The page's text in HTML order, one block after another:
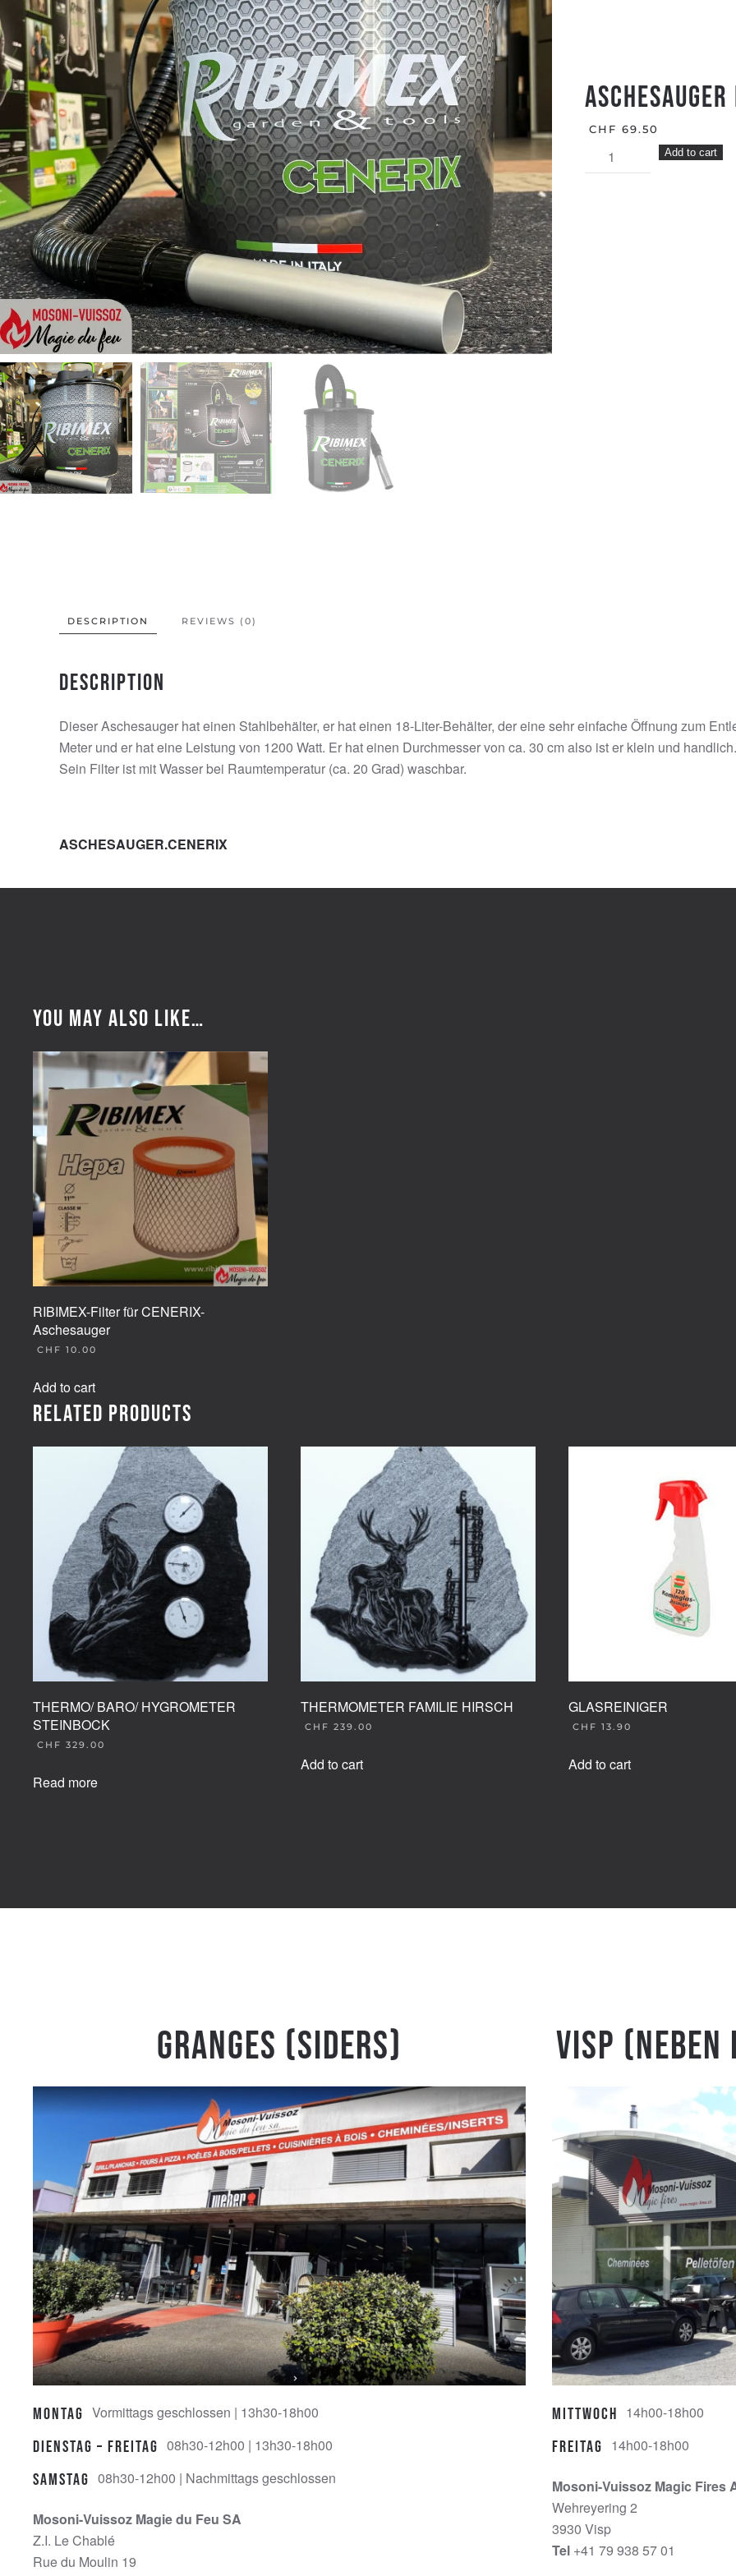
Aschesauger
CHF 69.50
Aschesauger
RIBIMEX
Add to cart
DESCRIPTION REVIEWS (0)
Description
Dieser Aschesauger hat einen Stahlbehälter, er hat einen 18-Liter-Behälter, der eine sehr einfache Öffnung zum
Meter und er hat eine Leistung von 1200 Watt. Er hat einen Durchmesser von ca. 30 cm also ist er klein und handlich.
Sein Filter ist mit Wasser bei Raumtemperatur (ca. 20 Grad) waschbar.
ASCHESAUGER.CENERIX
You may also like…
RIBIMEX-Filter für CENERIX-
Aschesauger
CHF 10.00
Add to cart
Related products
THERMO/ BARO/ HYGROMETER
STEINBOCK
CHF 329.00
Read more
THERMOMETER FAMILIE HIRSCH
CHF 239.00
Add to cart
GLASREINIGER
CHF 13.90
Add to cart
Granges (Siders)
Montag Vormittags geschlossen | 13h30-18h00
Dienstag – Freitag 08h30-12h00 | 13h30-18h00
Samstag 08h30-12h00 | Nachmittags geschlossen
Mosoni-Vuissoz Magie du Feu SA
Z.I. Le Chablé
Rue du Moulin 19
Visp
Mittwoch 14h00-18h00
Freitag 14h00-18h00
Mosoni-Vuissoz Magic Fires
Wehreyering 2
3930 Visp
Tel +41 79 938 57 01